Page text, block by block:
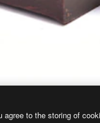
agree to the storing of